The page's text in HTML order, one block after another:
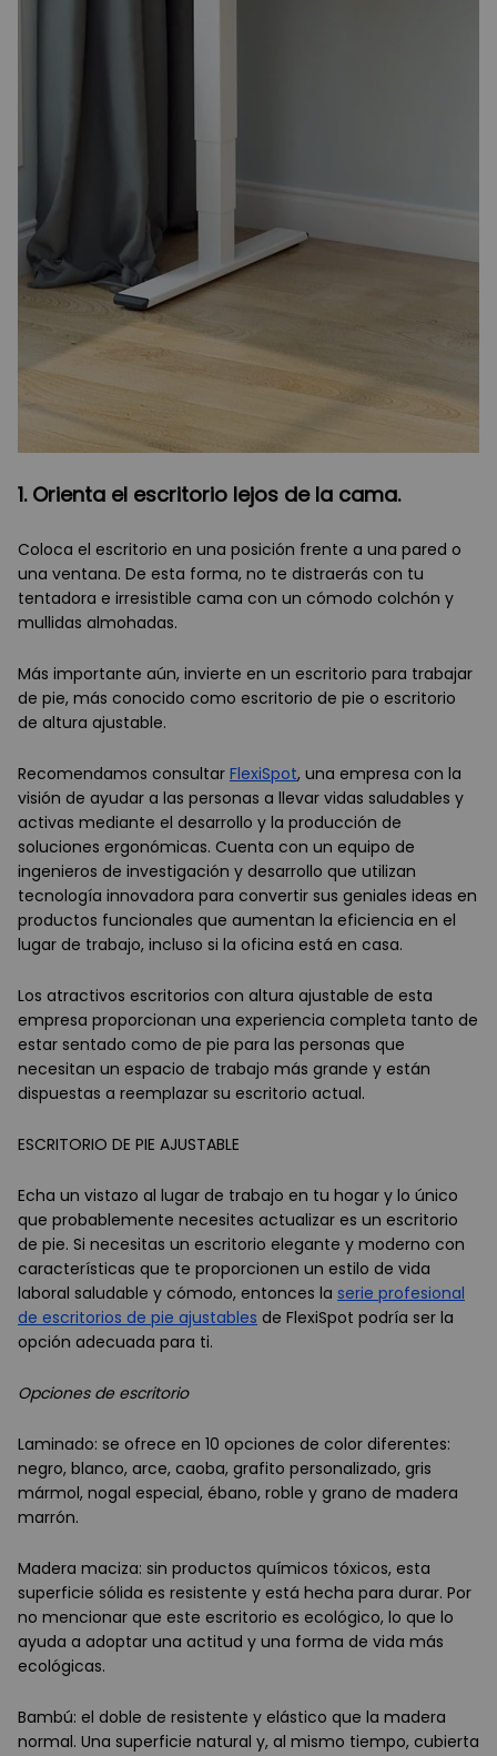
1. Orienta el escritorio lejos de la cama.
Coloca el escritorio en una posición frente a una pared o
una ventana. De esta forma, no te distraerás con tu
tentadora e irresistible cama con un cómodo colchón y
mullidas almohadas.
Más importante aún, invierte en un escritorio para trabajar
de pie, más conocido como escritorio de pie o escritorio
de altura ajustable.
Recomendamos consultar FlexiSpot, una empresa con la
visión de ayudar a las personas a llevar vidas saludables y
activas mediante el desarrollo y la producción de
soluciones ergonómicas. Cuenta con un equipo de
ingenieros de investigación y desarrollo que utilizan
tecnología innovadora para convertir sus geniales ideas en
productos funcionales que aumentan la eficiencia en el
lugar de trabajo, incluso si la oficina está en casa.
Los atractivos escritorios con altura ajustable de esta
empresa proporcionan una experiencia completa tanto de
estar sentado como de pie para las personas que
necesitan un espacio de trabajo más grande y están
dispuestas a reemplazar su escritorio actual.
ESCRITORIO DE PIE AJUSTABLE
Echa un vistazo al lugar de trabajo en tu hogar y lo único
que probablemente necesites actualizar es un escritorio
de pie. Si necesitas un escritorio elegante y moderno con
características que te proporcionen un estilo de vida
laboral saludable y cómodo, entonces la serie profesional
de escritorios de pie ajustables de FlexiSpot podría ser la
opción adecuada para ti.
Opciones de escritorio
Laminado: se ofrece en 10 opciones de color diferentes:
negro, blanco, arce, caoba, grafito personalizado, gris
mármol, nogal especial, ébano, roble y grano de madera
marrón.
Madera maciza: sin productos químicos tóxicos, esta
superficie sólida es resistente y está hecha para durar. Por
no mencionar que este escritorio es ecológico, lo que lo
ayuda a adoptar una actitud y una forma de vida más
ecológicas.
Bambú: el doble de resistente y elástico que la madera
normal. Una superficie natural y, al mismo tiempo, cubierta